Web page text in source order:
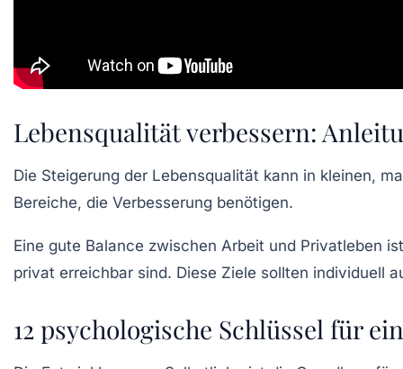
Lebensqualität verbessern:
Die Steigerung der Lebensqualität kann in kleinen,
Bereiche, die Verbesserung benötigen.
Eine gute Balance zwischen Arbeit und Privatleben
privat erreichbar sind. Diese Ziele sollten individuell
12 psychologische Schlüssel für